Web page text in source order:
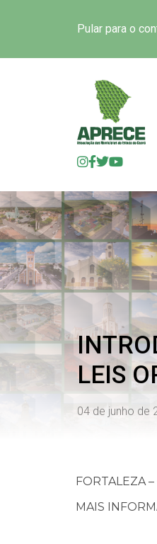
Pular para o
LEIS
04 de junho de
FORTALEZA –
MAIS